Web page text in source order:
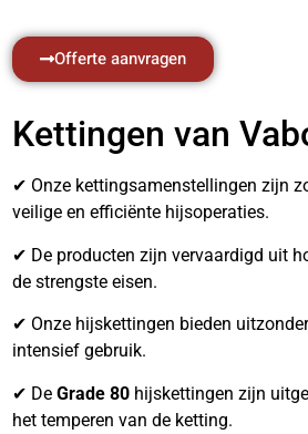
Offerte aanvragen
Kettingen van
✔ Onze kettingsamenstellingen zijn
veilige en efficiënte hijsoperaties.
✔ De producten zijn vervaardigd uit
de strengste eisen.
✔ Onze hijskettingen bieden
intensief gebruik.
✔ De Grade 80 hijskettingen zijn
het temperen van de ketting.